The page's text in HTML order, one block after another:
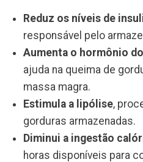
Reduz os níveis de
responsável pelo
Aumenta o hormônio
ajuda na queima de
massa magra.
Estimula a lipólise,
gorduras armazenadas.
Diminui a ingestão
horas disponíveis para